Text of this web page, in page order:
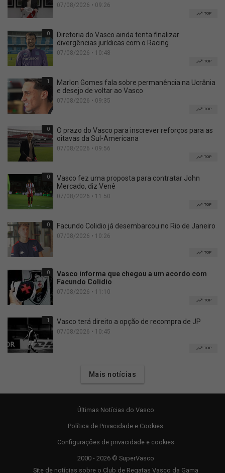
07/08/2026 • 09:26
TOP
0
Diretoria do Vasco ainda tenta finalizar
divergências jurídicas com o Racing
07/08/2026 • 10:48
TOP
1
Marlon Gomes fala sobre permanência na Ucrânia
e desejo de voltar ao Vasco
07/08/2026 • 09:35
TOP
0
O prazo do Vasco para inscrever reforços para as
oitavas da Sul-Americana
07/08/2026 • 09:56
TOP
0
Vasco fez uma proposta para contratar John
Mercado, diz Venê
07/08/2026 • 11:50
TOP
0 Facundo Colidio já desembarcou no Rio de Janeiro
07/08/2026 • 10:26
TOP
0
Vasco informa que chegou a um acordo com
Facundo Colidio
07/08/2026 • 11:10
TOP
1 Vasco terá direito a opção de recompra de JP
07/08/2026 • 10:45
TOP
Mais notícias
Últimas Notícias do Vasco
Política de Privacidade e Cookies
Configurações de privacidade e cookies
2000 - 2026 © SuperVasco
Site de notícias sobre o Club de Regatas Vasco da Gama